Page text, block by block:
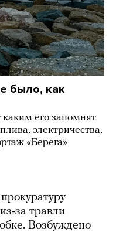
было, как
его запомнят
электричества,
«Берега»
за травли
Возбуждено